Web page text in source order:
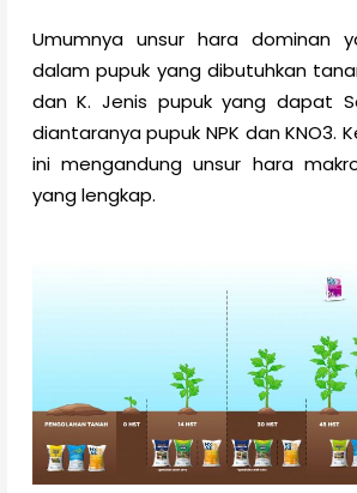
Umumnya unsur hara dominan
dalam pupuk yang dibutuhkan
dan K. Jenis pupuk yang dapat
diantaranya pupuk NPK dan KNO3.
ini mengandung unsur hara
yang lengkap.